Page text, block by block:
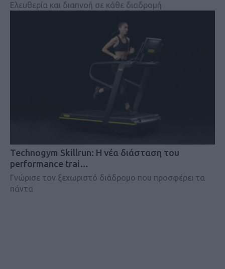
Ελευθερία και διαπνοή σε κάθε διαδρομή
Technogym Skillrun: Η νέα διάσταση του
performance trai…
Γνώρισε τον ξεχωριστό διάδρομο που προσφέρει τα
πάντα